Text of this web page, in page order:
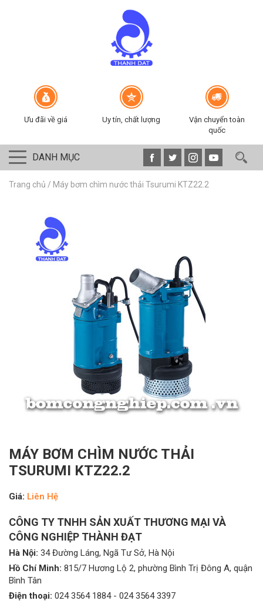
Ưu đãi về giá Uy tín, chất lượng
Vận chuyển toàn
quốc
DANH MỤC
Trang chủ / Máy bơm chìm nước thải Tsurumi KTZ22.2
MÁY BƠM CHÌM NƯỚC THẢI
TSURUMI KTZ22.2
Giá: Liên Hệ
CÔNG TY TNHH SẢN XUẤT THƯƠNG MẠI VÀ
CÔNG NGHIỆP THÀNH ĐẠT
Hà Nội: 34 Đường Láng, Ngã Tư Sở, Hà Nội
Hồ Chí Minh: 815/7 Hương Lộ 2, phường Bình Trị Đông A, quận
Bình Tân
Điện thoại: 024 3564 1884- 024 3564 3397